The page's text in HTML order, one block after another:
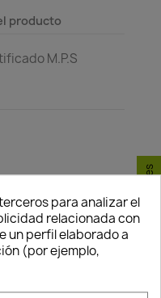
producto
M.P.S
y
devolución
Tienes 24 horas
para hacer la
reclamación,
para analizar el
relacionada con
un perfil elaborado a
(por ejemplo,